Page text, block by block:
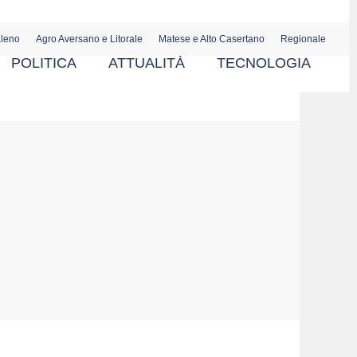
Agro Aversano e Litorale Matese e Alto Casertano Regionale
POLITICA ATTUALITÀ TECNOLOGIA